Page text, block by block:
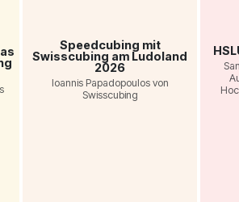
Speedcubing mit
Swisscubing am Ludoland
2026
Ioannis Papadopoulos von
Swisscubing